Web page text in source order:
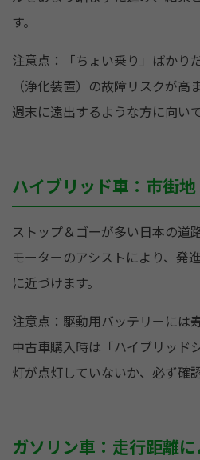
す。
注意点：「ちょい乗り」ばかり
（浄化装置）の故障リスクが高
週末に遠出するような方に向いて
ハイブリッド車：市街
ストップ＆ゴーが多い日本の道
モーターのアシストにより、発
に近づけます。
注意点：駆動用バッテリーには
中古車購入時は「ハイブリッド
灯が点灯していないか、必ず確
ガソリン車：走行距離